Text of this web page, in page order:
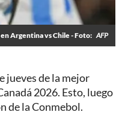
Argentina vs Chile - Foto: AFP
jueves de la mejor
2026. Esto, luego
de la Conmebol.